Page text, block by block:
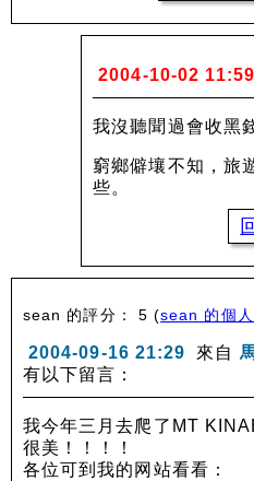
2004-10-02 11:59
我沒聽聞過會收黑
窮鄉僻壤不知，旅
些。
sean 的評分： 5 (sean 的個
2004-09-16 21:29 來自
有以下留言：
我今年三月去爬了MT
很美！！！！
各位可到我的网站看看：